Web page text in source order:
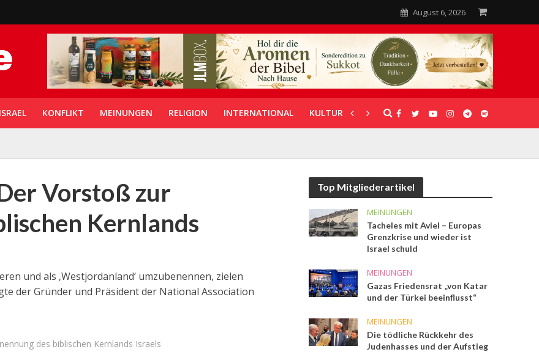
August 6, 2026
ISRAEL KONFLIKT MEINUNGEN RELIGION INTERNATIONAL KULTUR UNTERSTÜTZUNG
Vorstoß zur
Kernlands
und als ‚Westjordanland‘ umzubenennen, zielen
der Gründer und Präsident der National Association
des biblischen Kernlands Israels
Top Mitgliederartikel
MEINUNGEN
Tacheles mit Aviel – Europas
Grenzkrise und wieder ist
Israel schuld
MEINUNGEN
Gazas Friedensrat „von Katar
und der Türkei beeinflusst“
MEINUNGEN
Die tödliche Rückkehr des
Judenhasses und der Aufstieg